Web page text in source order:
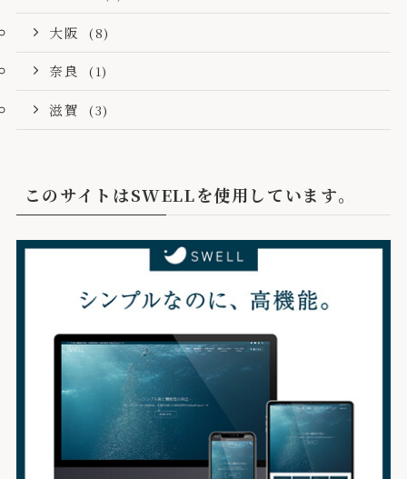
大阪 (8)
奈良 (1)
滋賀 (3)
このサイトはSWELLを使用しています。